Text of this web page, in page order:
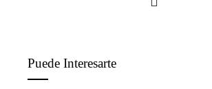
Puede Interesarte